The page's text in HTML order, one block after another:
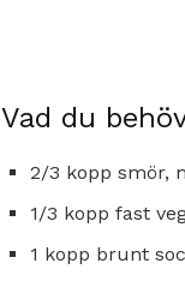
Vad du
2/3 kopp smör,
1/3 kopp fast
1 kopp brunt